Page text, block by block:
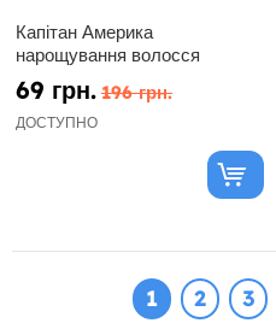
Капітан Америка
нарощування волосся
69 грн. 196 грн.
ДОСТУПНО
1 2 3